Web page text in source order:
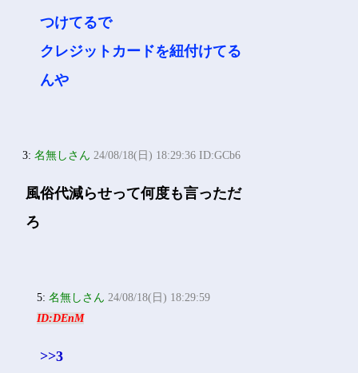
つけてるで
クレジットカードを紐付けてる
んや
3:名無しさん 24/08/18(日) 18:29:36 ID:GCb6
風俗代減らせって何度も言っただ
ろ
5:名無しさん 24/08/18(日) 18:29:59
ID:DEnM
>>3